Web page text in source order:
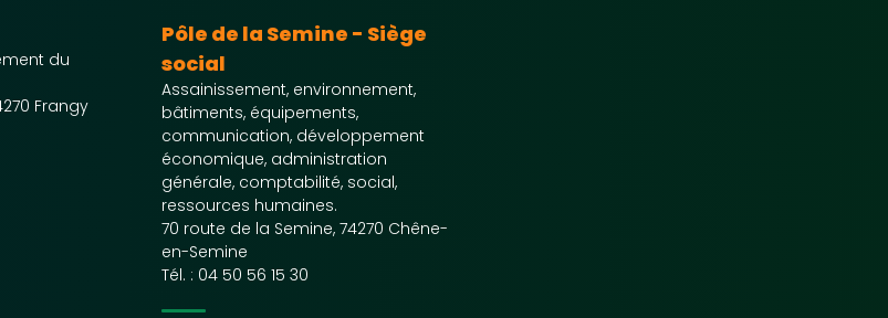
du
Frangy
Pôle de la Semine - Siège
social
Assainissement, environnement,
bâtiments, équipements,
communication, développement
économique, administration
générale, comptabilité, social,
ressources humaines.
70 route de la Semine, 74270 Chêne-
en-Semine
Tél. : 04 50 56 15 30